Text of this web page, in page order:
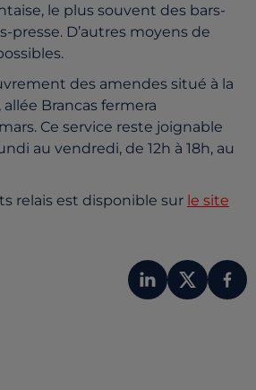
le plus souvent des bars-
presse. D’autres moyens de
des amendes situé à la
Brancas fermera
Ce service reste joignable
au vendredi, de 12h à 18h, au
relais est disponible sur le site